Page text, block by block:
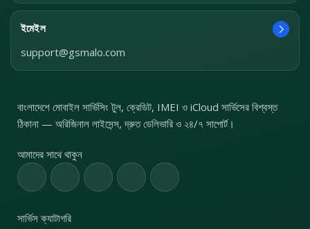
ইমেইল
support@gsmalo.com
বাংলাদেশে মোবাইল সার্ভিসিং টুল, ক্রেডিট, IMEI ও iCloud সার্ভিসের বিশ্বস্ত
ঠিকানা — অরিজিনাল লাইসেন্স, দ্রুত ডেলিভারি ও ২৪/৭ সাপোর্ট।
আমাদের সাথে থাকুন
সার্ভিস ক্যাটাগরি